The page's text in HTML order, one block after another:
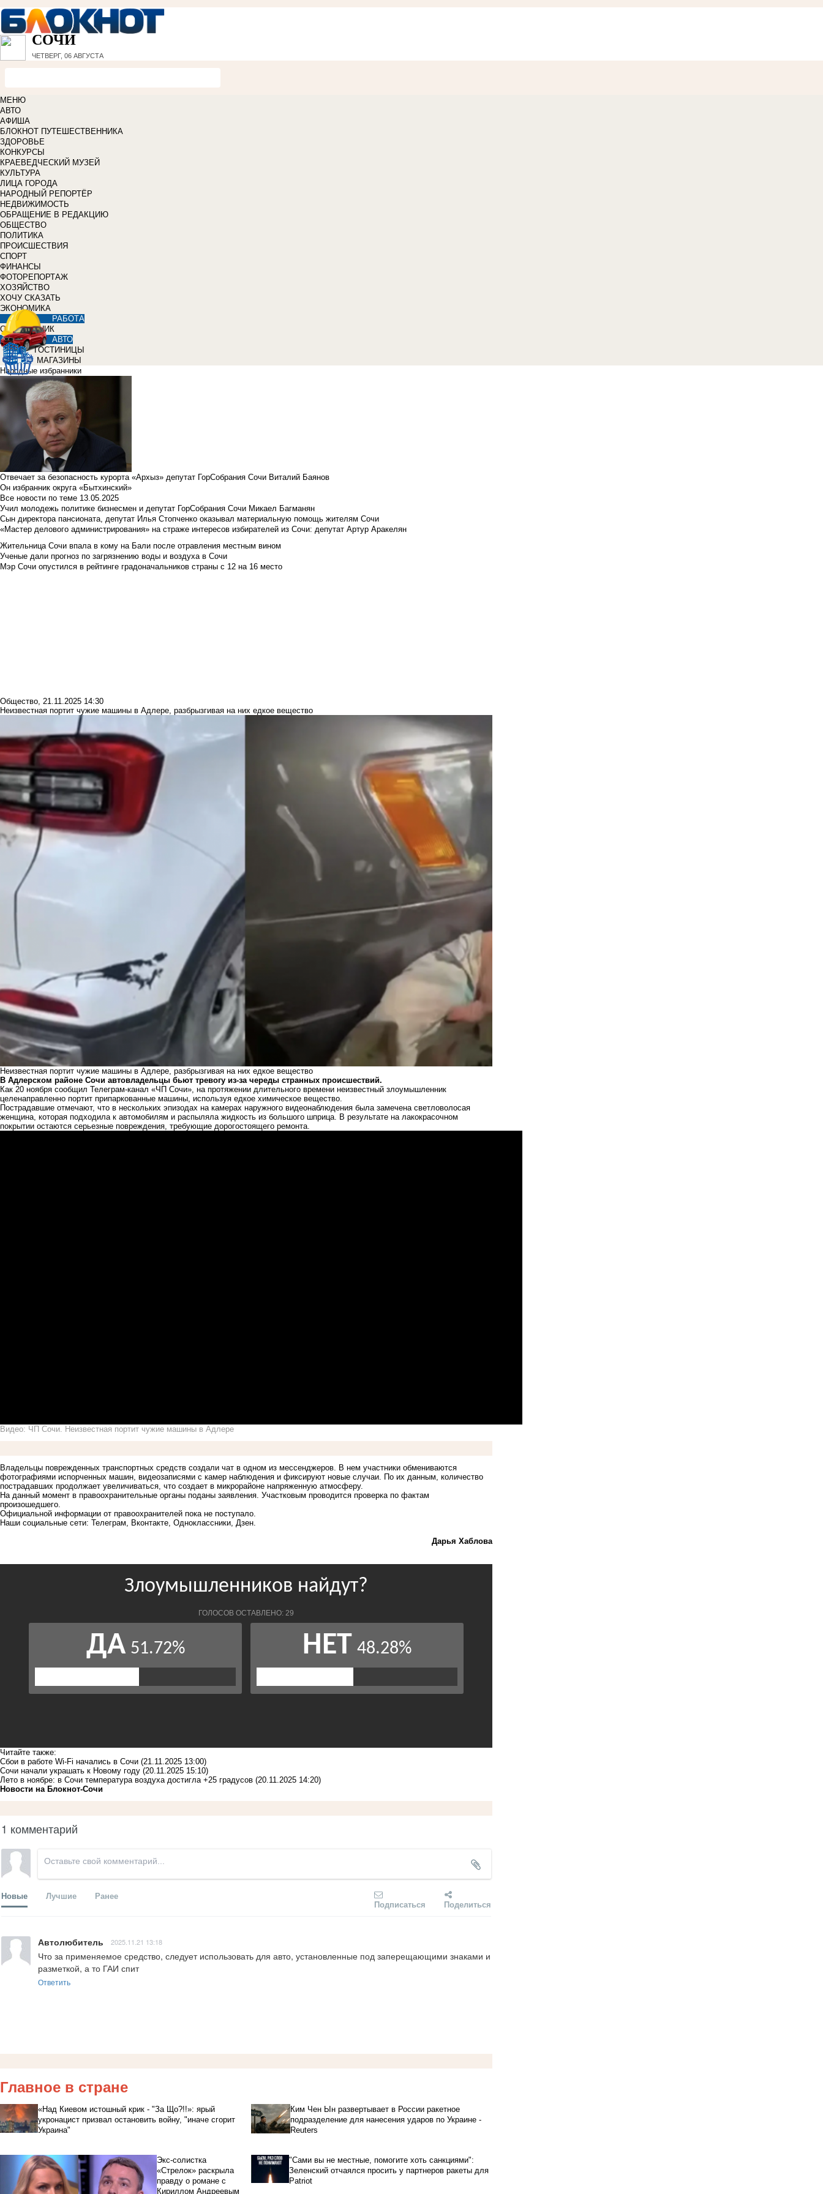
СОЧИ
ЧЕТВЕРГ, 06 АВГУСТА
МЕНЮ
АВТО
АФИША
БЛОКНОТ ПУТЕШЕСТВЕННИКА
ЗДОРОВЬЕ
КОНКУРСЫ
КРАЕВЕДЧЕСКИЙ МУЗЕЙ
КУЛЬТУРА
ЛИЦА ГОРОДА
НАРОДНЫЙ РЕПОРТЁР
НЕДВИЖИМОСТЬ
ОБРАЩЕНИЕ В РЕДАКЦИЮ
ОБЩЕСТВО
ПОЛИТИКА
ПРОИСШЕСТВИЯ
СПОРТ
ФИНАНСЫ
ФОТОРЕПОРТАЖ
ХОЗЯЙСТВО
ХОЧУ СКАЗАТЬ
ЭКОНОМИКА
РАБОТА
СПРАВОЧНИК
АВТО
ГОСТИНИЦЫ
МАГАЗИНЫ
Народные избранники
Отвечает за безопасность курорта «Архыз» депутат ГорСобрания Сочи Виталий Баянов
Он избранник округа «Бытхинский»
Все новости по теме 13.05.2025
Учил молодежь политике бизнесмен и депутат ГорСобрания Сочи Микаел Багманян
Сын директора пансионата, депутат Илья Стопченко оказывал материальную помощь жителям Сочи
«Мастер делового администрирования» на страже интересов избирателей из Сочи: депутат Артур Аракелян
Жительница Сочи впала в кому на Бали после отравления местным вином
Ученые дали прогноз по загрязнению воды и воздуха в Сочи
Мэр Сочи опустился в рейтинге градоначальников страны с 12 на 16 место
Общество, 21.11.2025 14:30
Неизвестная портит чужие машины в Адлере, разбрызгивая на них едкое вещество
Неизвестная портит чужие машины в Адлере, разбрызгивая на них едкое вещество
В Адлерском районе Сочи автовладельцы бьют тревогу из-за череды странных происшествий.
Как 20 ноября сообщил Телеграм-канал «ЧП Сочи», на протяжении длительного времени неизвестный злоумышленник
целенаправленно портит припаркованные машины, используя едкое химическое вещество.
Пострадавшие отмечают, что в нескольких эпизодах на камерах наружного видеонаблюдения была замечена светловолосая
женщина, которая подходила к автомобилям и распыляла жидкость из большого шприца. В результате на лакокрасочном
покрытии остаются серьезные повреждения, требующие дорогостоящего ремонта.
Видео: ЧП Сочи. Неизвестная портит чужие машины в Адлере
Владельцы поврежденных транспортных средств создали чат в одном из мессенджеров. В нем участники обмениваются
фотографиями испорченных машин, видеозаписями с камер наблюдения и фиксируют новые случаи. По их данным, количество
пострадавших продолжает увеличиваться, что создает в микрорайоне напряженную атмосферу.
На данный момент в правоохранительные органы поданы заявления. Участковым проводится проверка по фактам
произошедшего.
Официальной информации от правоохранителей пока не поступало.
Наши социальные сети: Телеграм, Вконтакте, Одноклассники, Дзен.
Дарья Хаблова
Читайте также:
Сбои в работе Wi-Fi начались в Сочи (21.11.2025 13:00)
Сочи начали украшать к Новому году (20.11.2025 15:10)
Лето в ноябре: в Сочи температура воздуха достигла +25 градусов (20.11.2025 14:20)
Новости на Блoкнoт-Сочи
1 комментарий
Новые Лучшие Ранее
Подписаться Поделиться
Автолюбитель 2025.11.21 13:18
Что за применяемое средство, следует использовать для авто, установленные под заперещающими знаками и
разметкой, а то ГАИ спит
Ответить
Главное в стране
«Над Киевом истошный крик - "За Що?!!»: ярый
укронацист призвал остановить войну, "иначе сгорит
Украина"
Ким Чен Ын развертывает в России ракетное
подразделение для нанесения ударов по Украине -
Reuters
Экс-солистка
«Стрелок» раскрыла
правду о романе с
Кириллом Андреевым
"Сами вы не местные, помогите хоть санкциями":
Зеленский отчаялся просить у партнеров ракеты для
Patriot